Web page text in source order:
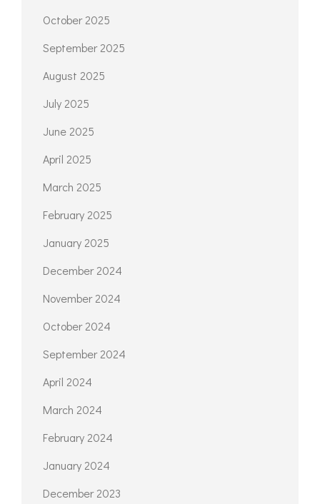
October 2025
September 2025
August 2025
July 2025
June 2025
April 2025
March 2025
February 2025
January 2025
December 2024
November 2024
October 2024
September 2024
April 2024
March 2024
February 2024
January 2024
December 2023